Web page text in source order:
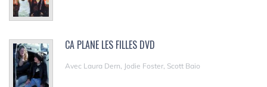
CA PLANE LES FILLES DVD
Avec Laura Dern, Jodie Foster, Scott Baio